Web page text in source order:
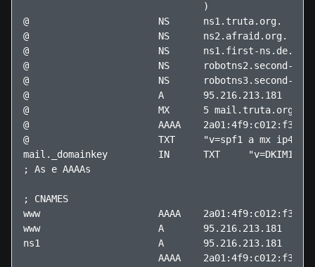
                                )
@                       NS      ns1.truta.org.
@                       NS      ns2.afraid.org.
@                       NS      ns1.first-ns.de.
@                       NS      robotns2.second-
@                       NS      robotns3.second-
@                       A       95.216.213.181
@                       MX      5 mail.truta.org.
@                       AAAA
@                       TXT     "v=spf1 a mx
mail._domainkey         IN      TXT     "v=DKIM1; k=rsa; t=y;
; As e AAAAs
; CNAMES
www                     AAAA
www                     A       95.216.213.181
ns1                     A       95.216.213.181
AAAA